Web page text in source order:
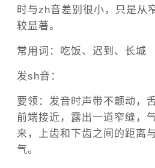
时与zh音差别很小，只是从
较显著。
常用词：吃饭、迟到、长城
发sh音：
要领：发音时声带不颤动，
前端接近，露出一道窄缝，
来，上齿和下齿之间的距离
气。